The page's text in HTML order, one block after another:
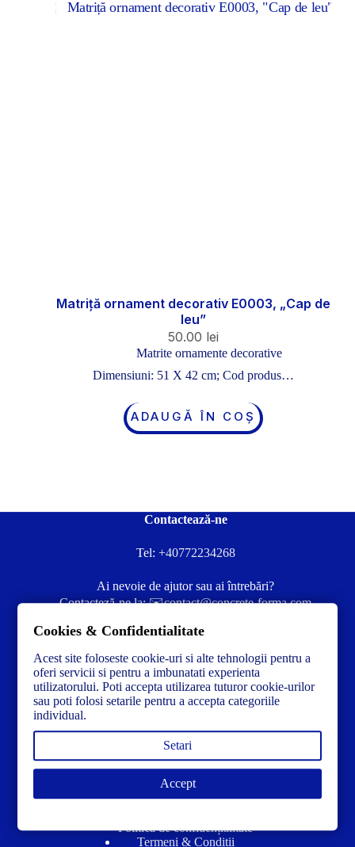
Matriță ornament decorativ E0003, „Cap de
leu”
50.00 lei
Matrite ornamente decorative
Dimensiuni: 51 X 42 cm; Cod produs…
ADAUGĂ ÎN COȘ
Contactează-ne
Tel: +40772234268
Ai nevoie de ajutor sau ai întrebări?
Contacteză-ne la:✉️contact@concrete-forma.com
Link-uri utile
Politică de confidențialitate
Termeni & Condiții
Cookies & Confidentialitate
Acest site foloseste cookie-uri si alte tehnologii pentru a
oferi servicii si pentru a imbunatati experienta
utilizatorului. Poti accepta utilizarea tuturor cookie-urilor
sau poti folosi setarile pentru a accepta categoriile
individual.
Setari
Accept